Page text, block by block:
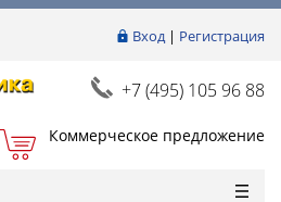
Вход| Регистрация
+7 (495) 105 96 88
Коммерческое предложение